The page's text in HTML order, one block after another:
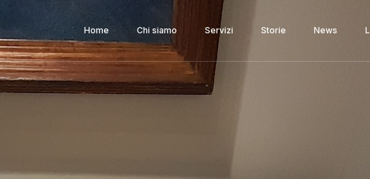
Home Chi siamo Servizi Storie News